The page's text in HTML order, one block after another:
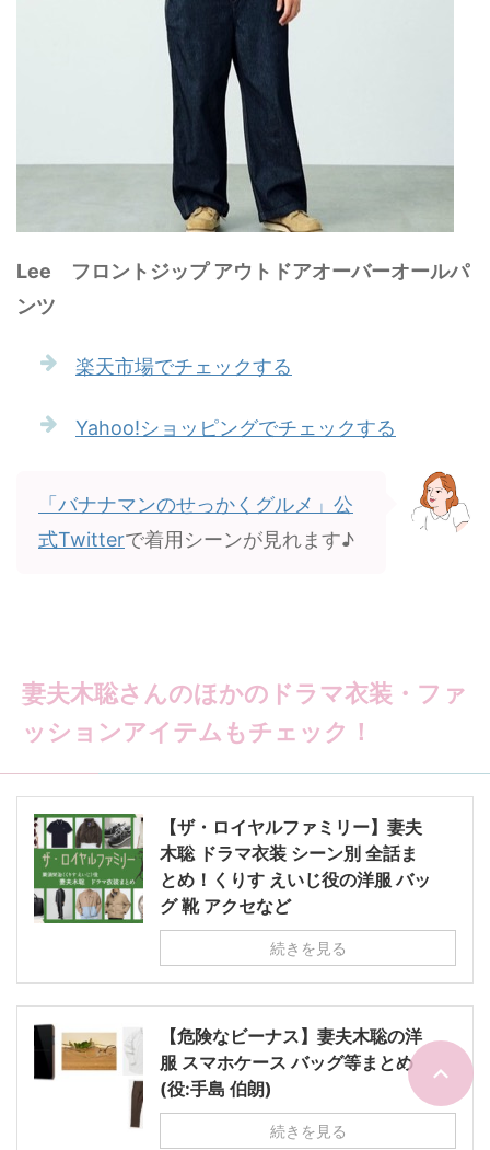
Lee フロントジップ アウトドアオーバーオールパ
ンツ
楽天市場でチェックする
Yahoo!ショッピングでチェックする
「バナナマンのせっかくグルメ」公
式Twitterで着用シーンが見れます♪
妻夫木聡さんのほかのドラマ衣装・ファ
ッションアイテムもチェック！
【ザ・ロイヤルファミリー】妻夫
木聡 ドラマ衣装 シーン別 全話ま
とめ！くりす えいじ役の洋服 バッ
グ 靴 アクセなど
続きを見る
【危険なビーナス】妻夫木聡の洋
服 スマホケース バッグ等まとめ
(役:手島 伯朗)
続きを見る